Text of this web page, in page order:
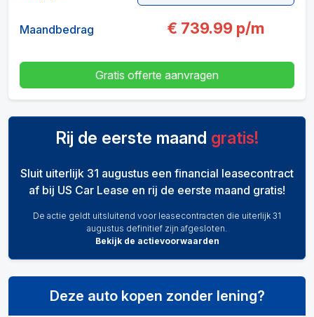
Maandbedrag € 739.99 p/m
Gratis offerte aanvragen
Rij de eerste maand gratis!
Sluit uiterlijk 31 augustus een financial leasecontract
af bij US Car Lease en rij de eerste maand gratis!
De actie geldt uitsluitend voor leasecontracten die uiterlijk 31
augustus definitief zijn afgesloten.
Bekijk de actievoorwaarden
Deze auto kopen zonder lening?